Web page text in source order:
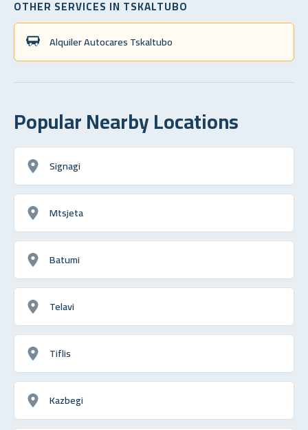
OTHER SERVICES IN TSKALTUBO
Alquiler Autocares Tskaltubo
Popular Nearby Locations
Signagi
Mtsjeta
Batumi
Telavi
Tiflis
Kazbegi